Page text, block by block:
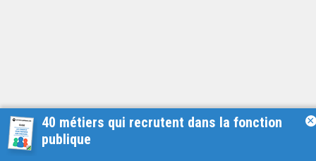
40 métiers qui recrutent dans la fonction
publique
×